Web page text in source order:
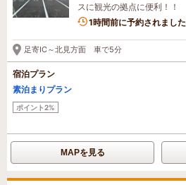
スに観光の拠点に便利！！
1時間前に予約されました
足寄IC～北見方面 車で5分
宿泊プラン
素泊まりプラン
ポイント2%
MAPを見る